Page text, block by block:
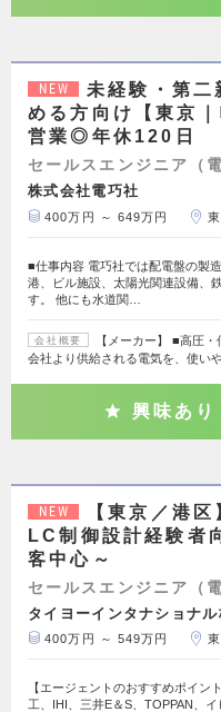
NEW
未経験・第二
める方向け【東京
営業◎年休120日
セールスエンジニア（
株式会社電巧社
400万円 ～ 649万円
■仕事内容 電巧社では配電盤の製
港、ビル施設、太陽光関連設備、
す。 他にも水道関…
会社概要
【メーカー】 ■高圧
会社より供給される電気を、使い
興味あり
NEW
【東京／港
LC制御設計経験者
客中心～
セールスエンジニア（
タイヨーインタナショナ
400万円 ～ 549万円
【エージェントのおすすめポイン
工、IHI、三井E＆S、TOPPAN、